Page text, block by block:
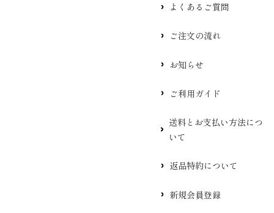
よくあるご質問
ご注文の流れ
お知らせ
ご利用ガイド
送料とお支払い方法につ
いて
返品特約について
新規会員登録